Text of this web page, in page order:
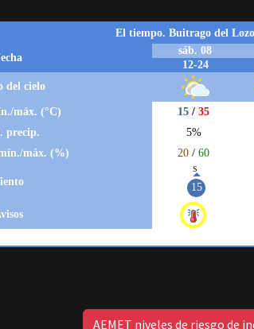
AEMET niveles de riesgo de